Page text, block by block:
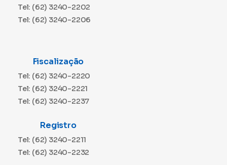
Tel: (62) 3240-2202
Tel: (62) 3240-2206
Fiscalização
Tel: (62) 3240-2220
Tel: (62) 3240-2221
Tel: (62) 3240-2237
Registro
Tel: (62) 3240-2211
Tel: (62) 3240-2232